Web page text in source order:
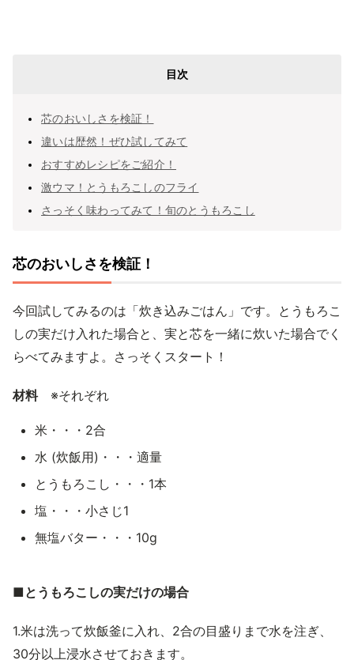
目次
芯のおいしさを検証！
違いは歴然！ぜひ試してみて
おすすめレシピをご紹介！
激ウマ！とうもろこしのフライ
さっそく味わってみて！旬のとうもろこし
芯のおいしさを検証！
今回試してみるのは「炊き込みごはん」です。とうもろこ
しの実だけ入れた場合と、実と芯を一緒に炊いた場合でく
らべてみますよ。さっそくスタート！
材料※それぞれ
米・・・2合
水 (炊飯用)・・・適量
とうもろこし・・・1本
塩・・・小さじ1
無塩バター・・・10g
■とうもろこしの実だけの場合
1.米は洗って炊飯釜に入れ、2合の目盛りまで水を注ぎ、
30分以上浸水させておきます。